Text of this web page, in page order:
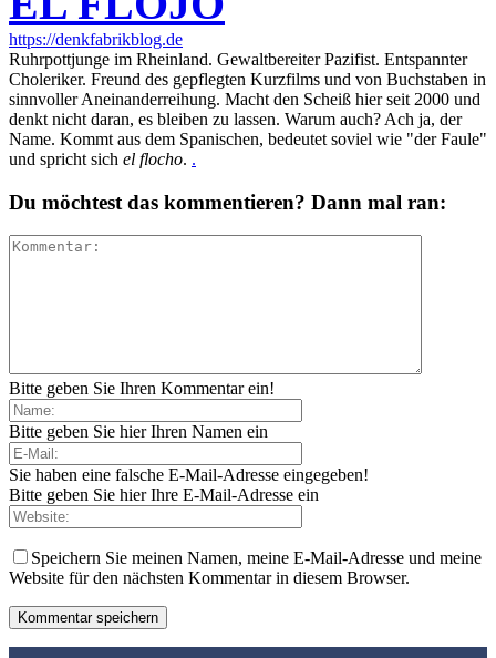
https://denkfabrikblog.de
Ruhrpottjunge im Rheinland. Gewaltbereiter Pazifist. Entspannter
Choleriker. Freund des gepflegten Kurzfilms und von Buchstaben in
sinnvoller Aneinanderreihung. Macht den Scheiß hier seit 2000 und
denkt nicht daran, es bleiben zu lassen. Warum auch? Ach ja, der
Name. Kommt aus dem Spanischen, bedeutet soviel wie "der Faule"
und spricht sich el flocho. .
Du möchtest das kommentieren? Dann mal ran:
Bitte geben Sie Ihren Kommentar ein!
Bitte geben Sie hier Ihren Namen ein
Sie haben eine falsche E-Mail-Adresse eingegeben!
Bitte geben Sie hier Ihre E-Mail-Adresse ein
Speichern Sie meinen Namen, meine E-Mail-Adresse und meine
Website für den nächsten Kommentar in diesem Browser.